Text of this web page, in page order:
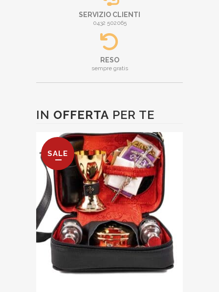
SERVIZIO CLIENTI
0432 502065
RESO
sempre gratis
IN OFFERTA PER TE
SALE